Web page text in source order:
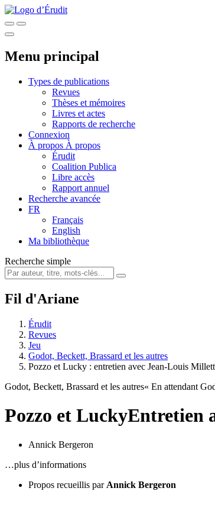
Menu principal
Types de publications
Revues
Thèses et mémoires
Livres et actes
Rapports de recherche
Connexion
À propos À propos
Érudit
Coalition Publica
Libre accès
Rapport annuel
Recherche avancée
FR
Français
English
Ma bibliothèque
Recherche simple
Fil d'Ariane
Érudit
Revues
Jeu
Godot, Beckett, Brassard et les autres
Pozzo et Lucky : entretien avec Jean-Louis
Godot, Beckett, Brassard et les autres« En attendant
Pozzo et LuckyEntretien
Annick Bergeron
…plus d’informations
Propos recueillis par Annick Bergeron